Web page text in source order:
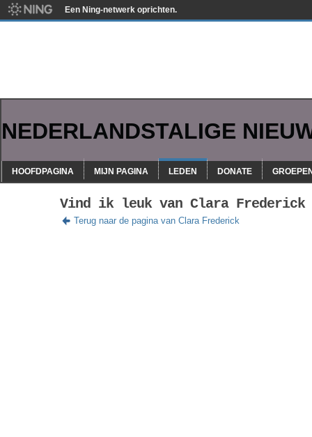
Een Ning-netwerk oprichten.
NEDERLANDSTALIGE
HOOFDPAGINA MIJN PAGINA LEDEN DONATE
Vind ik leuk van Clara Frederick
Terug naar de pagina van Clara Frederick